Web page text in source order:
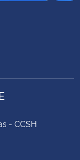
- CCSH